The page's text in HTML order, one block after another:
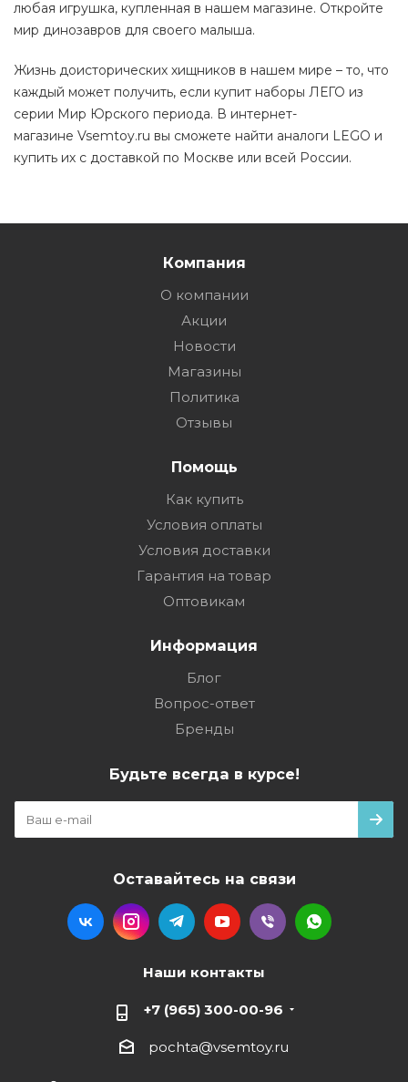
любая игрушка, купленная в нашем магазине. Откройте
мир динозавров для своего малыша.
Жизнь доисторических хищников в нашем мире – то, что
каждый может получить, если купит наборы ЛЕГО из
серии Мир Юрского периода. В интернет-
магазине Vsemtoy.ru вы сможете найти аналоги LEGO и
купить их с доставкой по Москве или всей России.
Компания
О компании
Акции
Новости
Магазины
Политика
Отзывы
Помощь
Как купить
Условия оплаты
Условия доставки
Гарантия на товар
Оптовикам
Информация
Блог
Вопрос-ответ
Бренды
Будьте всегда в курсе!
Оставайтесь на связи
Наши контакты
+7 (965) 300-00-96
pochta@vsemtoy.ru